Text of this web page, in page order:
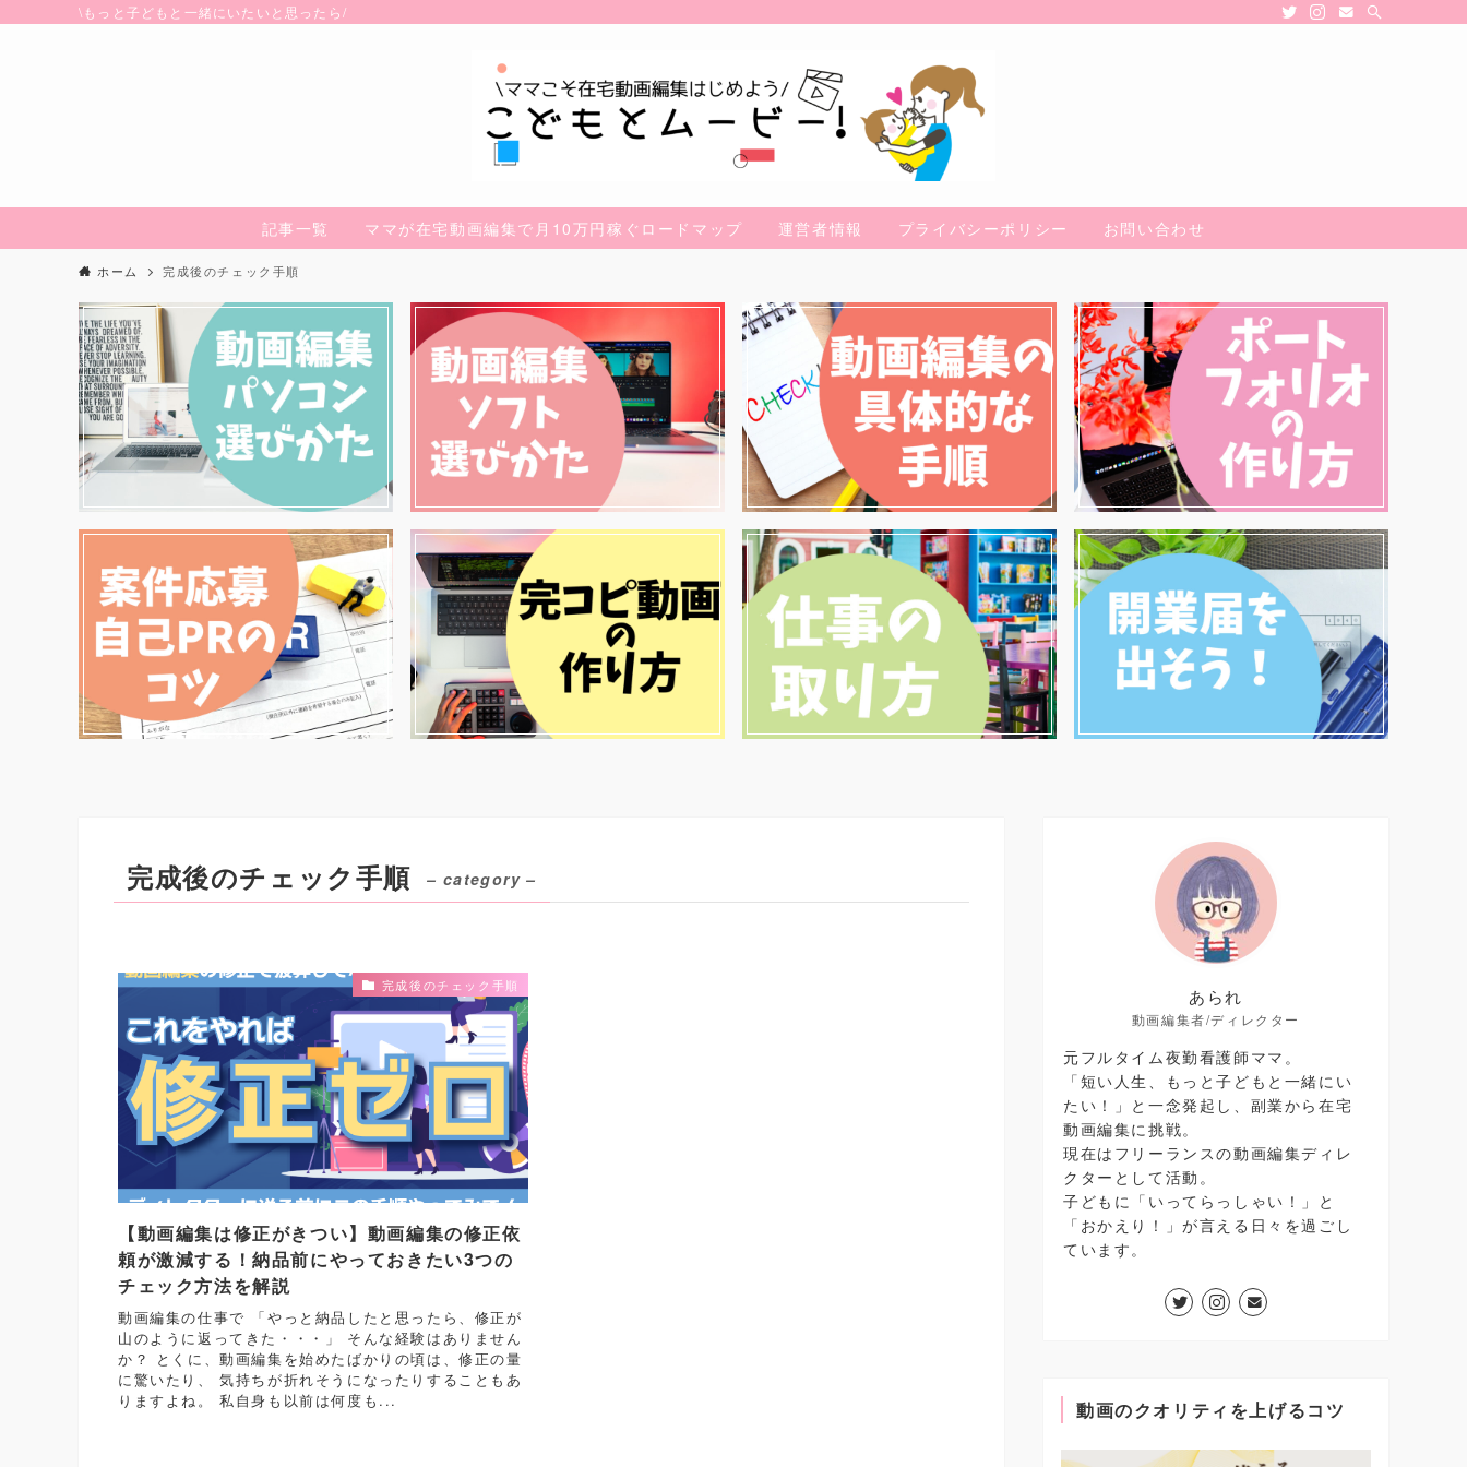
\もっと子どもと一緒にいたいと思ったら/
記事一覧 ママが在宅動画編集で月10万円稼ぐロードマップ 運営者情報 プライバシーポリシー お問い合わせ
ホーム 完成後のチェック手順
完成後のチェック手順 – category –
完成後のチェック手順
【動画編集は修正がきつい】動画編集の修正依
頼が激減する！納品前にやっておきたい3つの
チェック方法を解説
動画編集の仕事で 「やっと納品したと思ったら、修正が
山のように返ってきた・・・」 そんな経験はありません
か？ とくに、動画編集を始めたばかりの頃は、修正の量
に驚いたり、 気持ちが折れそうになったりすることもあ
りますよね。 私自身も以前は何度も...
あられ
動画編集者/ディレクター
元フルタイム夜勤看護師ママ。
「短い人生、もっと子どもと一緒にい
たい！」と一念発起し、副業から在宅
動画編集に挑戦。
現在はフリーランスの動画編集ディレ
クターとして活動。
子どもに「いってらっしゃい！」と
「おかえり！」が言える日々を過ごし
ています。
動画のクオリティを上げるコツ